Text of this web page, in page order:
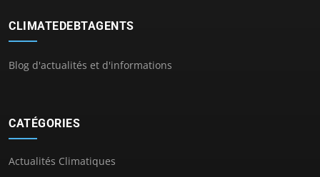
CLIMATEDEBTAGENTS
Blog d'actualités et d'informations
CATÉGORIES
Actualités Climatiques